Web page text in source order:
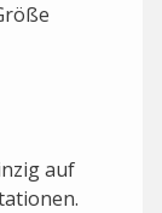
auf